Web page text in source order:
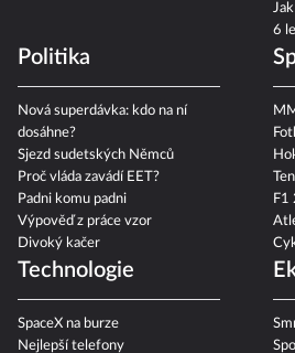
6
Politika
Nová superdávka: kdo na ní
dosáhne?
Sjezd sudetských Němců
Proč vláda zavádí EET?
Padni komu padni
Výpověď z práce vzor
Divoký kačer
F1
Technologie
SpaceX na burze
Nejlepší telefony